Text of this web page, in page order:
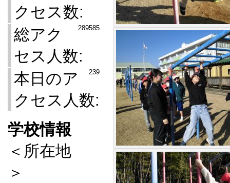
クセス数:
289585
総アク
セス人数:
239
本日のア
クセス人数:
学校情報
＜所在地
＞